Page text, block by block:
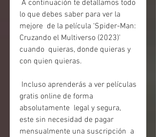
lo que debes saber para ver la
mejore  de la película ‘Spider-Man:
Cruzando el Multiverso (2023)’
cuando  quieras, donde quieras y
con quien quieras.
gratis online de forma
absolutamente  legal y segura,
este sin necesidad de pagar
mensualmente una suscripción  a